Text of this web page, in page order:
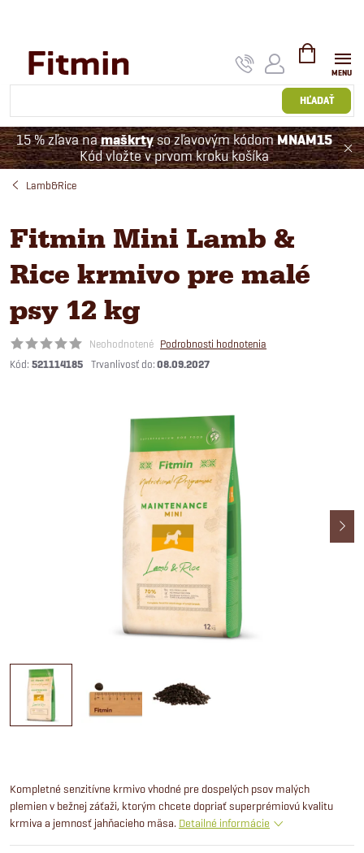
HĽADAŤ
NÁKUPNÝ
KOŠÍK
15 % zľava namaškrtyso zľavovým kódomMNAM15
Kód vložte v prvom kroku košíka
Lamb&Rice
Fitmin Mini Lamb &
Rice krmivo pre malé
psy 12 kg
Neohodnotené Podrobnosti hodnotenia
Kód: 521114185 08.09.2027
Kompletné senzitívne krmivo vhodné pre dospelých psov malých
plemien v bežnej záťaži, ktorým chcete dopriať superprémiovú kvalitu
krmiva a jemnosť jahňacieho mäsa. Detailné informácie